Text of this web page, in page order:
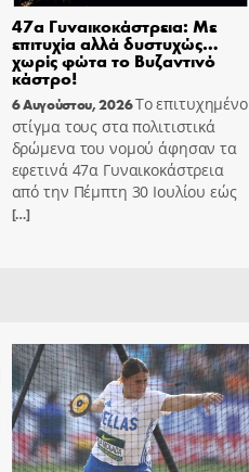
47α Γυναικοκάστρεια: Με
επιτυχία αλλά δυστυχώς…
χωρίς φώτα το Βυζαντινό
κάστρο!
6 Αυγούστου, 2026Το επιτυχημένο
στίγμα τους στα πολιτιστικά
δρώμενα του νομού άφησαν τα
εφετινά 47α Γυναικοκάστρεια
από την Πέμπτη 30 Ιουλίου εώς
[…]